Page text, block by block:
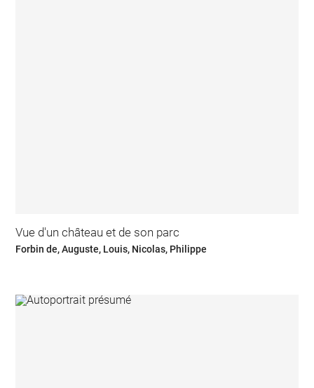
Vue d'un château et de son parc
Forbin de, Auguste, Louis, Nicolas, Philippe